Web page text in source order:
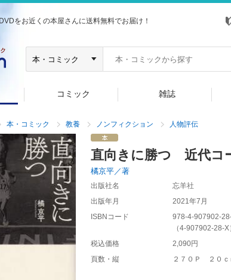
をお近くの本屋さんに送料無料でお届け！
コミック 雑誌
本・コミック 教養 ノンフィクション 人物評伝
直向きに勝つ 近代コ
橘京平／著
出版社名
忘羊社
出版年月
2021年7月
ISBNコード
978-4-907902-
（4-907902-28-X
税込価格
2,090円
頁数・縦
２７０Ｐ ２０ｃ